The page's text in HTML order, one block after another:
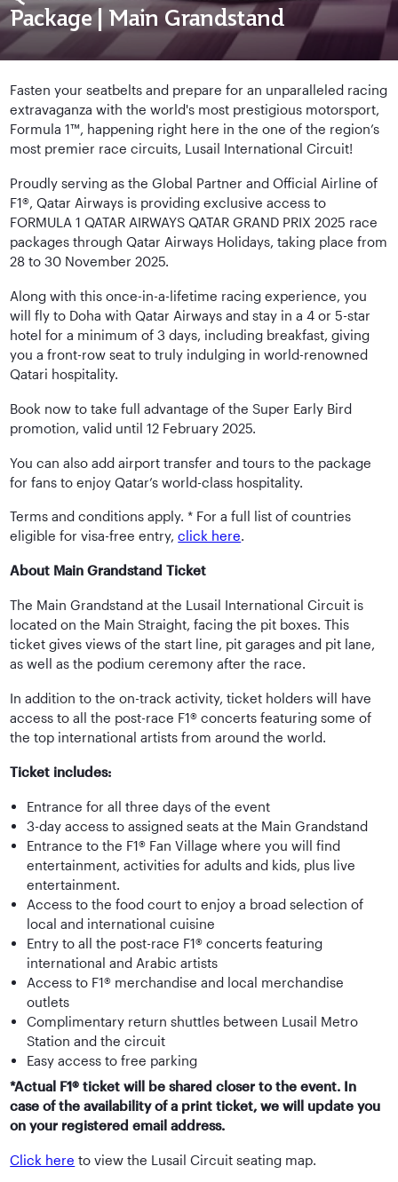
Package | Main Grandstand
Fasten your seatbelts and prepare for an unparalleled racing
extravaganza with the world's most prestigious motorsport,
Formula 1™, happening right here in the one of the region’s
most premier race circuits, Lusail International Circuit!
Proudly serving as the Global Partner and Official Airline of
F1®, Qatar Airways is providing exclusive access to
FORMULA 1 QATAR AIRWAYS QATAR GRAND PRIX 2025 race
packages through Qatar Airways Holidays, taking place from
28 to 30 November 2025.
Along with this once-in-a-lifetime racing experience, you
will fly to Doha with Qatar Airways and stay in a 4 or 5-star
hotel for a minimum of 3 days, including breakfast, giving
you a front-row seat to truly indulging in world-renowned
Qatari hospitality.
Book now to take full advantage of the Super Early Bird
promotion, valid until 12 February 2025.
You can also add airport transfer and tours to the package
for fans to enjoy Qatar’s world-class hospitality.
Terms and conditions apply. * For a full list of countries
eligible for visa-free entry,click here.
About Main Grandstand Ticket
The Main Grandstand at the Lusail International Circuit is
located on the Main Straight, facing the pit boxes. This
ticket gives views of the start line, pit garages and pit lane,
as well as the podium ceremony after the race.
In addition to the on-track activity, ticket holders will have
access to all the post-race F1® concerts featuring some of
the top international artists from around the world.
Ticket includes:
Entrance for all three days of the event
3-day access to assigned seats at the Main Grandstand
Entrance to the F1® Fan Village where you will find
entertainment, activities for adults and kids, plus live
entertainment.
Access to the food court to enjoy a broad selection of
local and international cuisine
Entry to all the post-race F1® concerts featuring
international and Arabic artists
Access to F1® merchandise and local merchandise
outlets
Complimentary return shuttles between Lusail Metro
Station and the circuit
Easy access to free parking
*Actual F1® ticket will be shared closer to the event. In
case of the availability of a print ticket, we will update you
on your registered email address.
Click here to view the Lusail Circuit seating map.